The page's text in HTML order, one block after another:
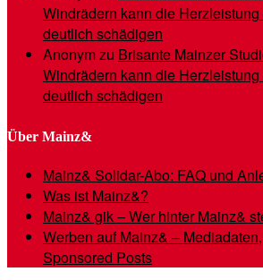
Windrädern kann die
deutlich schädigen
Anonymzu Brisante Mainzer
Windrädern kann die
deutlich schädigen
Über Mainz&
Mainz& Solidar-Abo: FAQ und
Was ist Mainz&?
Mainz& gik – Wer hinter Mainz&
Werben auf Mainz& –
Sponsored Posts